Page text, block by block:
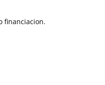
financiacion.